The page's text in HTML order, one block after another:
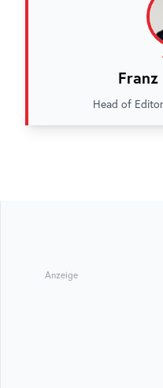
Head of
Anzeige